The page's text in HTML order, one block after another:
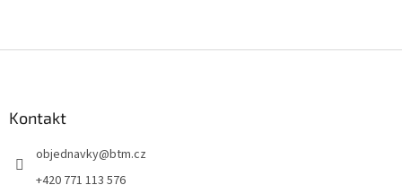
Kontakt
objednavky@btm.cz
+420 771 113 576